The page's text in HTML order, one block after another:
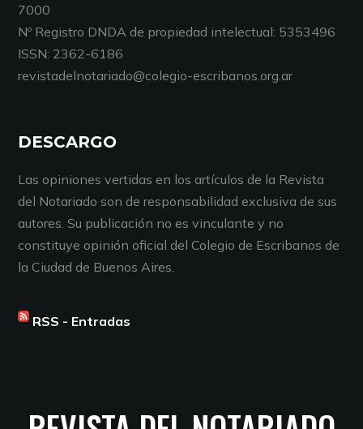
7000
Nº Registro DNDA de propiedad intelectual: 5353496
ISSN: 2362-6186
revistadelnotariado@colegio-escribanos.org.ar
DESCARGO
Las opiniones vertidas en los artículos de la Revista
del Notariado son de responsabilidad exclusiva de sus
autores. Su publicación no es vinculante y no
constituye opinión oficial del Colegio de Escribanos de
la Ciudad de Buenos Aires.
RSS - Entradas